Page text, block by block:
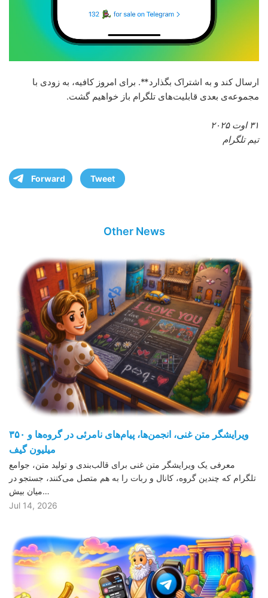
ارسال کند و به اشتراک بگذارد**. برای امروز کافیه، به زودی با
مجموعه‌ی بعدی قابلیت‌های تلگرام باز خواهیم گشت.
۳۱ اوت ۲۰۲۵
تیم تلگرام
Forward Tweet
Other News
ویرایشگر متن غنی، انجمن‌ها، پیام‌های نامرئی در گروه‌ها و ۳۵۰
میلیون گیف
معرفی یک ویرایشگر متن غنی برای قالب‌بندی و تولید متن، جوامع
تلگرام که چندین گروه، کانال و ربات را به هم متصل می‌کنند، جستجو در
میان بیش…
Jul 14, 2026